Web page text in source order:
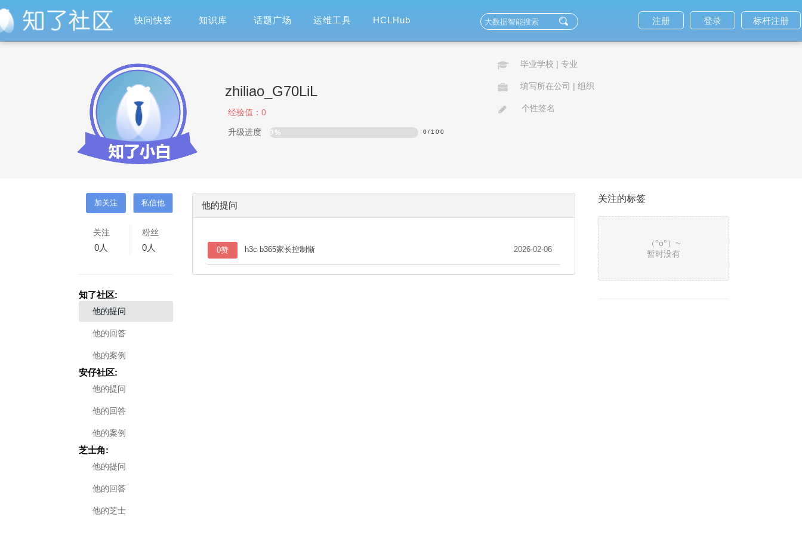
快问快答 知识库 话题广场 运维工具 HCLHub 标杆注册
登录
注册
zhiliao_G70LiL
经验值： 0
升级进度 0% 0/ 100
毕业学校 | 专业
填写所在公司 | 组织
个性签名
关注
0人
粉丝
0人
知了社区:
他的提问
他的回答
他的案例
安仔社区:
他的提问
他的回答
他的案例
芝士角:
他的提问
他的回答
他的芝士
他的提问
0赞 h3c b365家长控制惭 2026-02-06
关注的标签
（°ο°）~
暂时没有